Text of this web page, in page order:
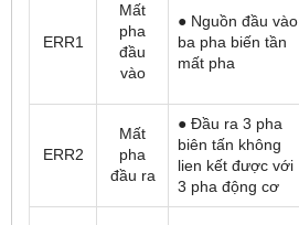
ERR1
Mất
pha
đầu
vào
● Nguồn đầu vào
ba pha biến tần
mất pha
ERR2
Mất
pha
đầu ra
● Đầu ra 3 pha
biên tấn không
lien kết được với
3 pha động cơ